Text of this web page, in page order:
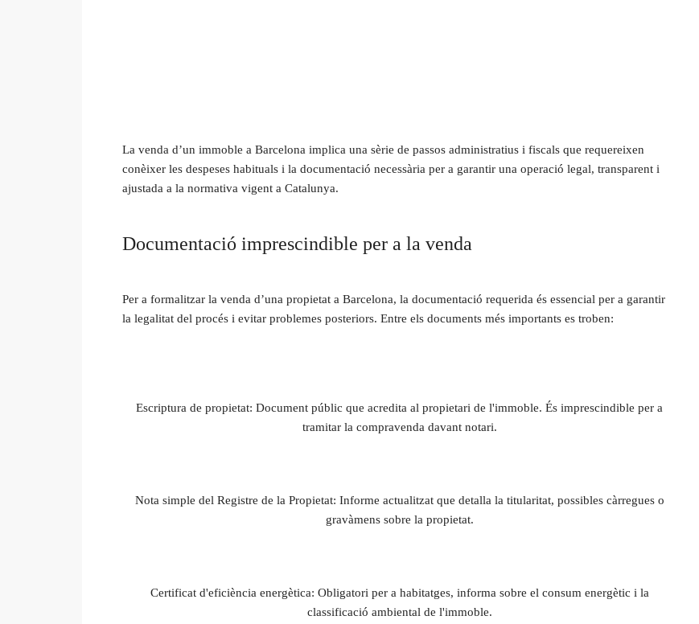
La venda d’un immoble a Barcelona implica una sèrie de passos administratius i fiscals que requereixen
conèixer les despeses habituals i la documentació necessària per a garantir una operació legal, transparent i
ajustada a la normativa vigent a Catalunya.
Documentació imprescindible per a la venda
Per a formalitzar la venda d’una propietat a Barcelona, la documentació requerida és essencial per a garantir
la legalitat del procés i evitar problemes posteriors. Entre els documents més importants es troben:
Escriptura de propietat: Document públic que acredita al propietari de l'immoble. És imprescindible per a
tramitar la compravenda davant notari.
Nota simple del Registre de la Propietat: Informe actualitzat que detalla la titularitat, possibles càrregues o
gravàmens sobre la propietat.
Certificat d'eficiència energètica: Obligatori per a habitatges, informa sobre el consum energètic i la
classificació ambiental de l'immoble.